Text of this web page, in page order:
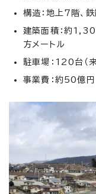
構造：地上7階、鉄
建築面積：約
方メートル
駐車場：120台（来
事業費：約50億円